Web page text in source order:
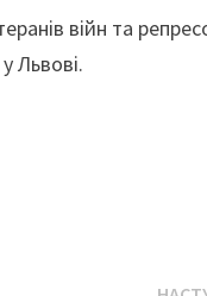
війн та
Львові.